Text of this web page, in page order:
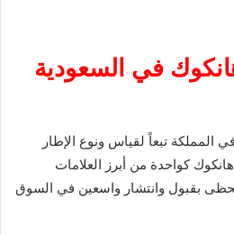
في السعودية
المملكة تبعاً لقياس ونوع الإطار
كواحدة من أبرز العلامات
بقبول وانتشار واسعين في السوق